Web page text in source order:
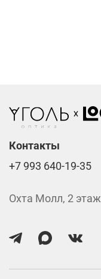
Контакты
+7 993 640-19-35
Охта Молл, 2 этаж